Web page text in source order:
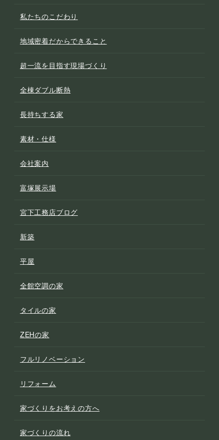
私たちのこだわり
地域密着だからできること
超一流を目指す現場づくり
全棟ダブル断熱
長持ちする家
素材・仕様
会社案内
富塚展示場
宮下工務店ブログ
新築
平屋
全館空調の家
タイルの家
ZEHの家
フルリノベーション
リフォーム
家づくりをお考えの方へ
家づくりの流れ